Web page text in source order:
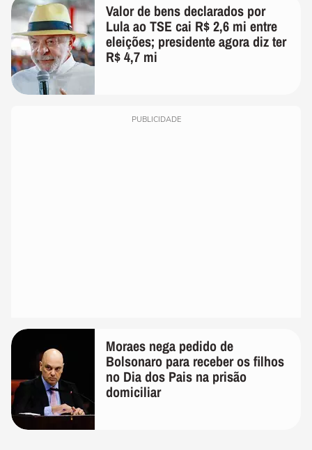
Valor de bens declarados por
Lula ao TSE cai R$ 2,6 mi entre
eleições; presidente agora diz ter
R$ 4,7 mi
PUBLICIDADE
Moraes nega pedido de
Bolsonaro para receber os filhos
no Dia dos Pais na prisão
domiciliar